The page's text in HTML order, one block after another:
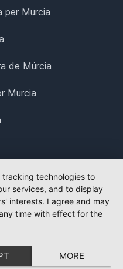
per Murcia
de Múrcia
Murcia
technologies to
services, and to display
interests. I agree and may
time with effect for the
MORE